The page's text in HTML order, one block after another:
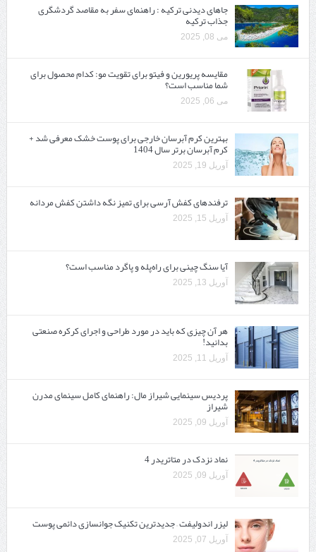
جاهای دیدنی ترکیه : راهنمای سفر به مقاصد گردشگری
جذاب ترکیه
می 08, 2025
مقایسه پریورین و فیتو برای تقویت مو: کدام محصول برای
شما مناسب است؟
می 06, 2025
بهترین کرم آبرسان خارجی برای پوست خشک معرفی شد +
کرم آبرسان برتر سال 1404
آوریل 19, 2025
ترفندهای کفش آرسی برای تمیز نگه داشتن کفش مردانه
آوریل 15, 2025
آیا سنگ چینی برای راه‌پله و پاگرد مناسب است؟
آوریل 13, 2025
هر آن چیزی که باید در مورد طراحی و اجرای کرکره صنعتی
بدانید!
آوریل 11, 2025
پردیس سینمایی شیراز مال: راهنمای کامل سینمای مدرن
شیراز
آوریل 09, 2025
نماد نزدک در متاتریدر 4
آوریل 09, 2025
لیزر اندولیفت – جدیدترین تکنیک جوانسازی دائمی پوست
آوریل 07, 2025